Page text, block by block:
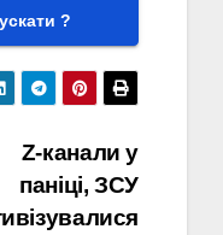
?
Z-канали у
паніці, ЗСУ